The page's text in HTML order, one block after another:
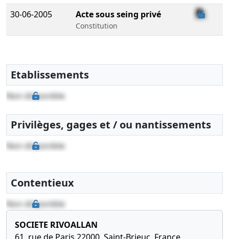
30-06-2005 Acte sous seing privé
Constitution
Etablissements
Non disponible
Privilèges, gages et / ou nantissements
Non disponible
Contentieux
Non disponible
SOCIETE RIVOALLAN